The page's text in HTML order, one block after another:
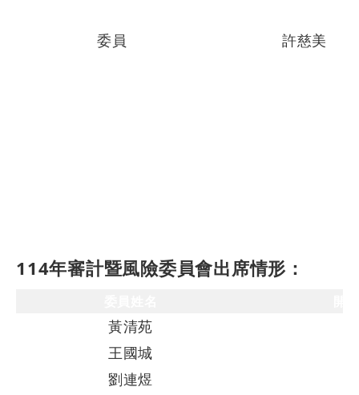
委員 許慈美
114年審計暨風險委員會出席情形：
黃清苑
王國城
劉連煜